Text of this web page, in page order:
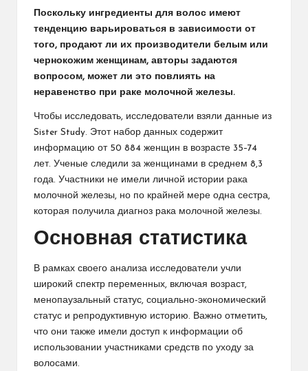
Поскольку ингредиенты для волос имеют
тенденцию варьироваться в зависимости от
того, продают ли их производители белым или
чернокожим женщинам, авторы задаются
вопросом, может ли это повлиять на
неравенство при раке молочной железы.
Чтобы исследовать, исследователи взяли данные из
Sister Study. Этот набор данных содержит
информацию от 50 884 женщин в возрасте 35–74
лет. Ученые следили за женщинами в среднем 8,3
года. Участники не имели личной истории рака
молочной железы, но по крайней мере одна сестра,
которая получила диагноз рака молочной железы.
Основная статистика
В рамках своего анализа исследователи учли
широкий спектр переменных, включая возраст,
менопаузальный статус, социально-экономический
статус и репродуктивную историю. Важно отметить,
что они также имели доступ к информации об
использовании участниками средств по уходу за
волосами.